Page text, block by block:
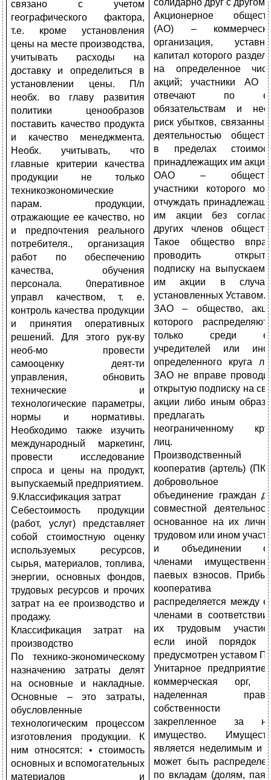
связано с учетом
географического фактора,
т.е. кроме установления
цены на месте производ­ства,
учитывать расходы на
доставку и опреде­литься в
установлении цены. П/п
необх. во главу развития
политики ценообразов
поставить качество продукта
и качество менеджмента.
Необх. учитывать, что
главные критерии качества
продукции не только
техникоэкономические
парам. продукции,
отражающие ее качество, но
и предпочтения реального
потребителя., организация
работ по обеспечению
качества, обуче­ния
персонала. 0перативное
управл качеством, т. е.
контроль качества продукции
и принятия оперативных
решений. Для этого рук-ву
необ-мо провести
самооценку деят-ти
управления, обновить
технические и
технологические параметры,
нормы и нормативы.
Необходимо также изучить
международный маркетинг,
провести исследо­вание
спроса и цены на продукт,
выпускаемый предприятием.
9.Классификация затрат
Себестоимость продукции
(работ, услуг) представляет
собой стоимостную оценку
используемых ресурсов,
сырья, материалов, топлива,
энергии, основных фондов,
трудовых ресурсов и прочих
затрат на ее производство и
продажу.
Классификация затрат на
производство
По технико-экономическому
назначению затраты делят
на основные и накладные.
Основные – это затраты,
обусловленные
технологическим процессом
изготовления продукции. К
ним относятся: • стоимость
основных и вспомогательных
материалов и
солидарно друг с другом.
Акционерное
(АО) –
организация,
капитал которого
на определенное
акций; участники АО
отвечают по
обязательствам и
риск убытков,
деятельностью
в пределах
принадлежащих им
ОАО –
участники которого
отчуждать
им акции без
других членов
Такое общество
проводить
подписку на
им акции в
установленных Уставом.
ЗАО – общество,
которого
только среди
учредителей или
определенного круга
ЗАО не вправе
открытую подписку на
акции либо иным
предлагать
неограниченному
лиц.
Производственный
кооператив (артель)
добровольное
объединение граждан
совместной
основанное на их
трудовом или ином
и объединении
членами
паевых взносов.
кооператива
распределяется между
членами в
их трудовым
если иной порядок
предусмотрен уставом
Унитарное предприятие
коммерческая орг,
наделенная
собственности
закрепленное за
имущество.
является неделимым и
может быть
по вкладам (долям,